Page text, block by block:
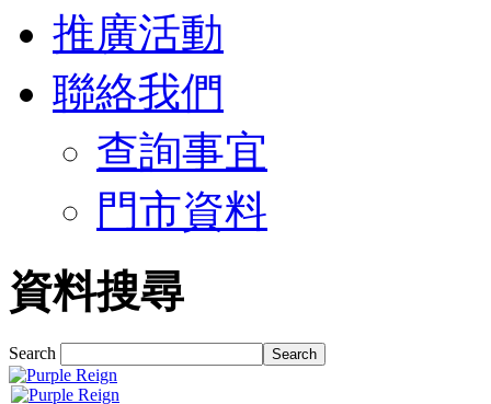
推廣活動
聯絡我們
查詢事宜
門市資料
資料搜尋
Search